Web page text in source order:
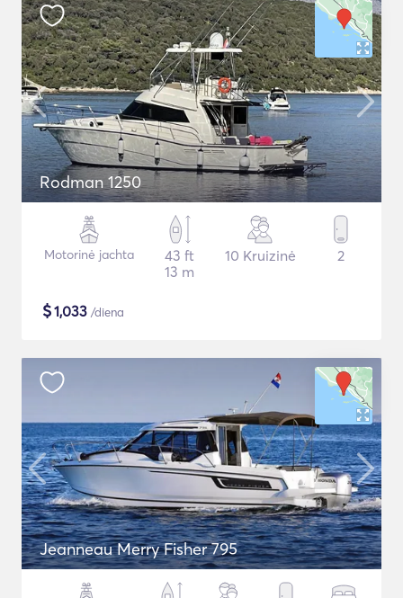
Rodman 1250
Motorinė jachta
43 ft
13 m
10 Kruizinė 2
$1,033 /diena
Jeanneau Merry Fisher 795